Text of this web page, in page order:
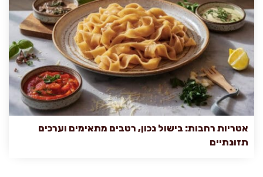
אטריות רחבות: בישול נכון, רטבים מתאימים וערכים
תזונתיים